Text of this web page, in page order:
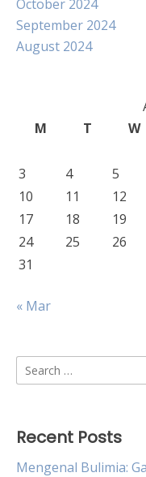
October 2024
September 2024
August 2024
M
T W
3
4 5
10
11 12
17
18 19
24
25 26
31
« Mar
Search
for:
Recent Posts
Mengenal Bulimia: